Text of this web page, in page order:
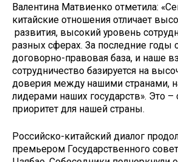
Валентина Матвиенко отметила:
китайские отношения отличает
развития, высокий уровень
разных сферах. За последние годы
договорно-правовая база, и наше
сотрудничество базируется на
доверия между нашими странами,
лидерами наших государств». Это –
приоритет для нашей страны.
Российско-китайский диалог
премьером Государственного